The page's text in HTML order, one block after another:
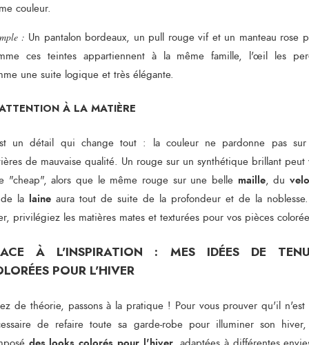
couleur.
: Un pantalon bordeaux, un pull rouge vif et un manteau rose
ces teintes appartiennent à la même famille, l'œil les
une suite logique et très élégante.
À LA MATIÈRE
un détail qui change tout : la couleur ne pardonne pas sur
de mauvaise qualité. Un rouge sur un synthétique brillant peut
"cheap", alors que le même rouge sur une belle maille, du
la laine aura tout de suite de la profondeur et de la
privilégiez les matières mates et texturées pour vos pièces
À L'INSPIRATION : MES IDÉES DE
POUR L'HIVER
de théorie, passons à la pratique ! Pour vous prouver qu'il n'est
de refaire toute sa garde-robe pour illuminer son